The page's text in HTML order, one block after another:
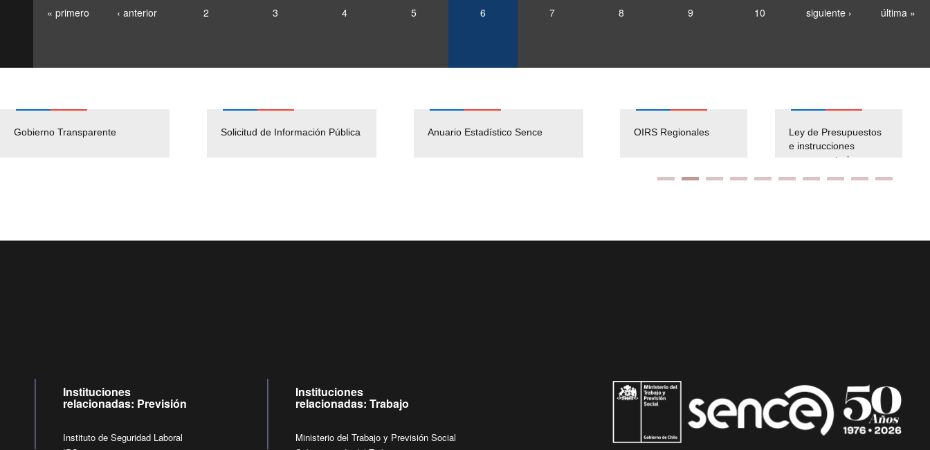
« primero ‹ anterior 2 3 4 5 6 7 8 9 10 siguiente › última »
Gobierno Transparente Solicitud de Información Pública Anuario Estadístico Sence
Pago Proveedores
Empleos Públicos
Solicitud Audiencias y
OIRS Regionales
Ley de Presupuestos
e instrucciones
presuspuetarias
Instituciones
relacionadas: Previsión
Instituto de Seguridad Laboral
Instituciones
relacionadas: Trabajo
Ministerio del Trabajo y Previsión Social